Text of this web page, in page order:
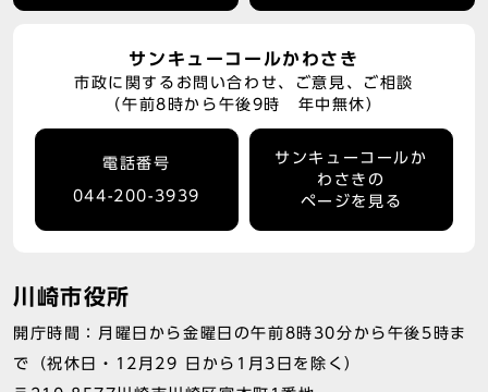
サンキューコールかわさき
市政に関するお問い合わせ、ご意見、ご相談
（午前8時から午後9時 年中無休）
電話番号
044-200-3939
サンキューコールか
わさきの
ページを見る
川崎市役所
開庁時間：月曜日から金曜日の午前8時30分から午後5時ま
で（祝休日・12月29 日から1月3日を除く）